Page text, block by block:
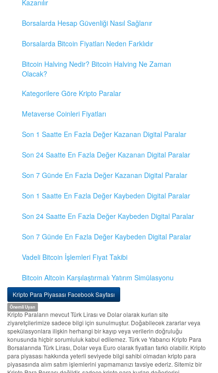
Kazanılır
Borsalarda Hesap Güvenliği Nasıl Sağlanır
Borsalarda Bitcoin Fiyatları Neden Farklıdır
Bitcoin Halving Nedir? Bitcoin Halving Ne Zaman
Olacak?
Kategorilere Göre Kripto Paralar
Metaverse Coinleri Fiyatları
Son 1 Saatte En Fazla Değer Kazanan Digital Paralar
Son 24 Saatte En Fazla Değer Kazanan Digital Paralar
Son 7 Günde En Fazla Değer Kazanan Digital Paralar
Son 1 Saatte En Fazla Değer Kaybeden Digital Paralar
Son 24 Saatte En Fazla Değer Kaybeden Digital Paralar
Son 7 Günde En Fazla Değer Kaybeden Digital Paralar
Vadeli Bitcoin İşlemleri Fiyat Takibi
Bitcoin Altcoin Karşılaştırmalı Yatırım Simülasyonu
Kripto Para Piyasası Facebook Sayfası
Önemli Uyarı
Kripto Paraların mevcut Türk Lirası ve Dolar olarak kurları site
ziyaretçilerimize sadece bilgi için sunulmuştur. Doğabilecek zararlar veya
spekülasyonlara ilişkin herhangi bir kayıp veya verilerin doğruluğu
konusunda hiçbir sorumluluk kabul edilemez. Türk ve Yabancı Kripto Para
Borsalarında Türk Lirası, Dolar veya Euro olarak fiyatları farklı olabilir. Kripto
para piyasası hakkında yeterli seviyede bilgi sahibi olmadan kripto para
piyasasında alım satım işlemlerini yapmamanızı tavsiye ederiz. Sitemiz bir